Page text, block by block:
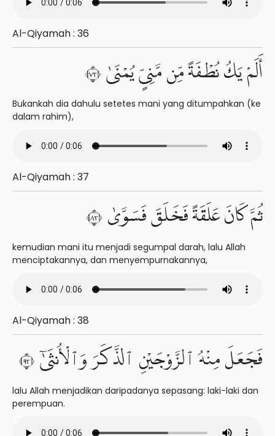
Al-Qiyamah : 36
أَلَمْ يَكُ نُطْفَةً مِّن مَّنِىٍّ يُمْنَىٰ ٣٧
Bukankah dia dahulu setetes mani yang ditumpahkan (ke
dalam rahim),
Al-Qiyamah : 37
ثُمَّ كَانَ عَلَقَةً فَخَلَقَ فَسَوَّىٰ ٣٨
kemudian mani itu menjadi segumpal darah, lalu Allah
menciptakannya, dan menyempurnakannya,
Al-Qiyamah : 38
فَجَعَلَ مِنْهُ ٱلزَّوْجَيْنِ ٱلذَّكَرَ وَٱلْأُنثَىٰٓ ٣٩
lalu Allah menjadikan daripadanya sepasang: laki-laki dan
perempuan.